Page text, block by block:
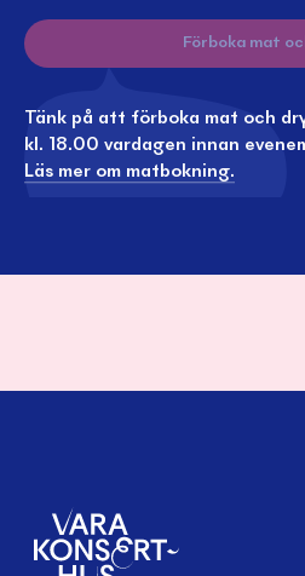
Förboka mat
Tänk på att förboka mat och
kl. 18.00 vardagen innan
Läs mer om matbokning.